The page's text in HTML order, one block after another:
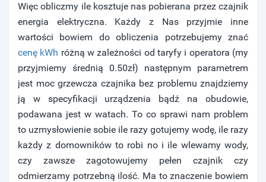
Więc obliczmy ile kosztuje nas pobierana przez czajnik
energia elektryczna. Każdy z Nas przyjmie inne
wartości bowiem do obliczenia potrzebujemy znać
cenę kWh różną w zależności od taryfy i operatora (my
przyjmiemy średnią 0.50zł) następnym parametrem
jest moc grzewcza czajnika bez problemu znajdziemy
ją w specyfikacji urządzenia bądź na obudowie,
podawana jest w watach. To co sprawi nam problem
to uzmysłowienie sobie ile razy gotujemy wodę, ile razy
każdy z domowników to robi no i ile wlewamy wody,
czy zawsze zagotowujemy pełen czajnik czy
odmierzamy potrzebną ilość. Ma to znaczenie bowiem